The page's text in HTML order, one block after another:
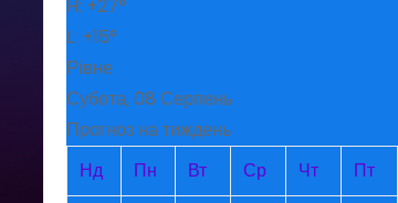
H: +27°
L: +15°
Рівне
Субота, 08 Серпень
Прогноз на тиждень
Нд
Пн Вт Ср Чт Пт